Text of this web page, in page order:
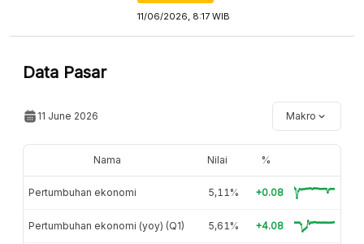
11/06/2026, 8:17 WIB
Data Pasar
11 June 2026 Makro
Nama Nilai %
Pertumbuhan ekonomi 5,11% +0.08
Pertumbuhan ekonomi (yoy) (Q1) 5,61% +4.08